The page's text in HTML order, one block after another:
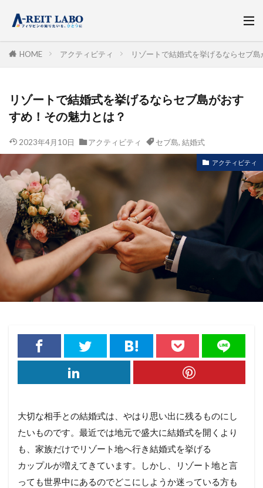
HOME アクティビティ リゾートで結婚式を挙げるならセブ
リゾートで結婚式を挙げるならセブ島がおす
すめ！その魅力とは？
2023年4月10日 アクティビティ セブ島, 結婚式
アクティビティ
大切な相手との結婚式は、やはり思い出に残るものにし
たいものです。最近では地元で盛大に結婚式を開くより
も、家族だけでリゾート地へ行き結婚式を挙げる
カップルが増えてきています。しかし、リゾート地と言
っても世界中にあるのでどこにしようか迷っている方も